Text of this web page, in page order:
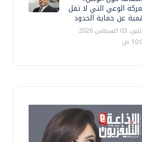
الوعي التي لا تقل
عن حماية الحدود
الإثنين، 03 اغسطس 2026
ص